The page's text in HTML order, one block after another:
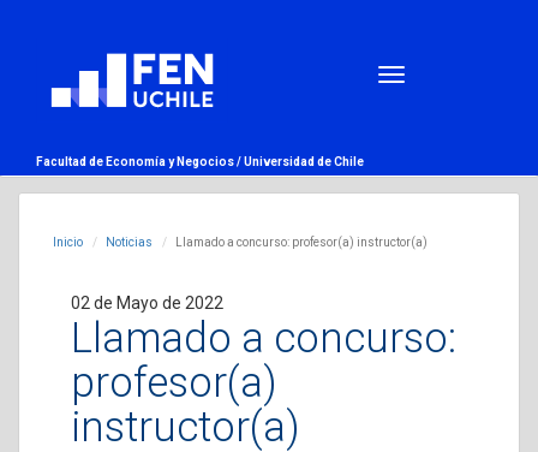
Facultad de Economía y Negocios /Universidad de Chile
Inicio Noticias Llamado a concurso: profesor(a) instructor(a)
02 de Mayo de 2022
Llamado a concurso:
profesor(a)
instructor(a)